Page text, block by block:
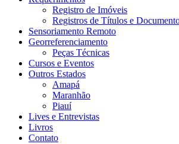
Registro de Imóveis
Registros de Títulos e
Sensoriamento Remoto
Georreferenciamento
Peças Técnicas
Cursos e Eventos
Outros Estados
Amapá
Maranhão
Piauí
Lives e Entrevistas
Livros
Contato